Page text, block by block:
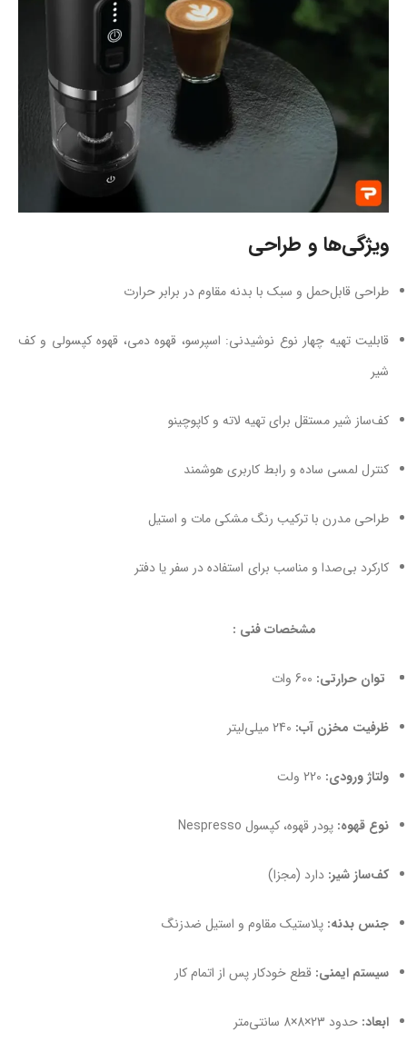
ویژگی‌ها و طراحی
طراحی قابل‌حمل و سبک با بدنه مقاوم در برابر حرارت
قابلیت تهیه چهار نوع نوشیدنی: اسپرسو، قهوه دمی، قهوه کپسولی و کف
شیر
کف‌ساز شیر مستقل برای تهیه لاته و کاپوچینو
کنترل لمسی ساده و رابط کاربری هوشمند
طراحی مدرن با ترکیب رنگ مشکی مات و استیل
کارکرد بی‌صدا و مناسب برای استفاده در سفر یا دفتر
مشخصات فنی :
توان حرارتی:
ظرفیت مخزن آب:
ولتاژ ورودی:
نوع قهوه: پودر قهوه، کپسول Nespresso
کف‌ساز شیر: دارد (مجزا)
جنس بدنه: پلاستیک مقاوم و استیل ضدزنگ
سیستم ایمنی: قطع خودکار پس از اتمام کار
ابعاد: حدود 23×8×8 سانتی‌متر